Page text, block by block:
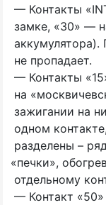
— Контакты
замке, «30» —
не пропадает.
— Контакты «15
на «
зажигании на
одном
разделены –
«печки»,
отдельному
— Контакт «50